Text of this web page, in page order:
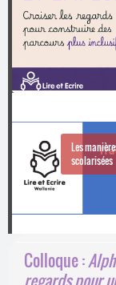
Invitation
Les
scolarisées
Colloque :